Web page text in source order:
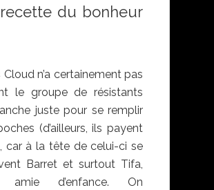
du bonheur
Cloud n’a certainement pas
le groupe de résistants
juste pour se remplir
(d’ailleurs, ils payent
car à la tête de celui-ci se
Barret et surtout Tifa,
amie d’enfance. On